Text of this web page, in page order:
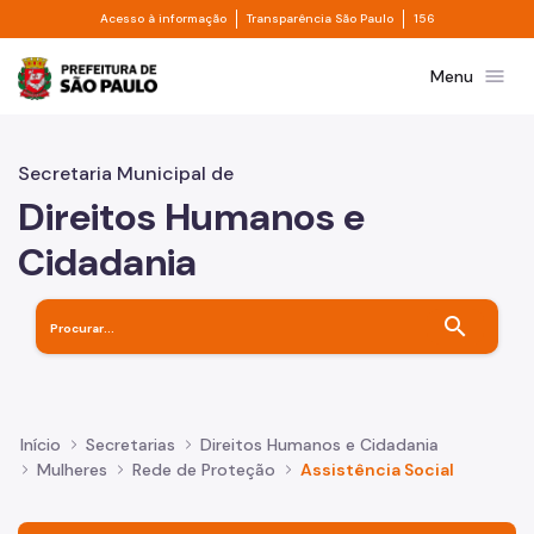
Pular para o Conteúdo principal
Acesso à informação Divisor de acesso à informação
Transparência São Paulo Divisor de
156
Prefeitura de São PauloMenu menu
Secretaria Municipal de
Direitos Humanos e
Cidadania
search
Início Secretarias
Direitos Humanos e Cidadania
Mulheres
Rede de Proteção Assistência Social